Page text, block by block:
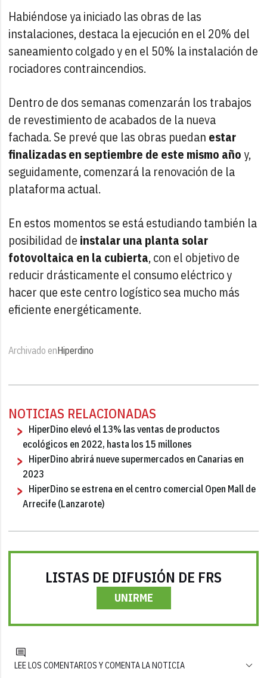
Habiéndose ya iniciado las obras de las
instalaciones, destaca la ejecución en el 20% del
saneamiento colgado y en el 50% la instalación de
rociadores contraincendios.
Dentro de dos semanas comenzarán los trabajos
de revestimiento de acabados de la nueva
fachada. Se prevé que las obras puedan estar
finalizadas en septiembre de este mismo añoy,
seguidamente, comenzará la renovación de la
plataforma actual.
En estos momentos se está estudiando también la
posibilidad de instalar una planta solar
fotovoltaica en la cubierta, con el objetivo de
reducir drásticamente el consumo eléctrico y
hacer que este centro logístico sea mucho más
eficiente energéticamente.
Archivado enHiperdino
NOTICIAS RELACIONADAS
HiperDino elevó el 13% las ventas de productos
ecológicos en 2022, hasta los 15 millones
HiperDino abrirá nueve supermercados en Canarias en
2023
HiperDino se estrena en el centro comercial Open Mall de
Arrecife (Lanzarote)
LISTAS DE DIFUSIÓN DE FRS
UNIRME
LEE LOS COMENTARIOS Y COMENTA LA NOTICIA